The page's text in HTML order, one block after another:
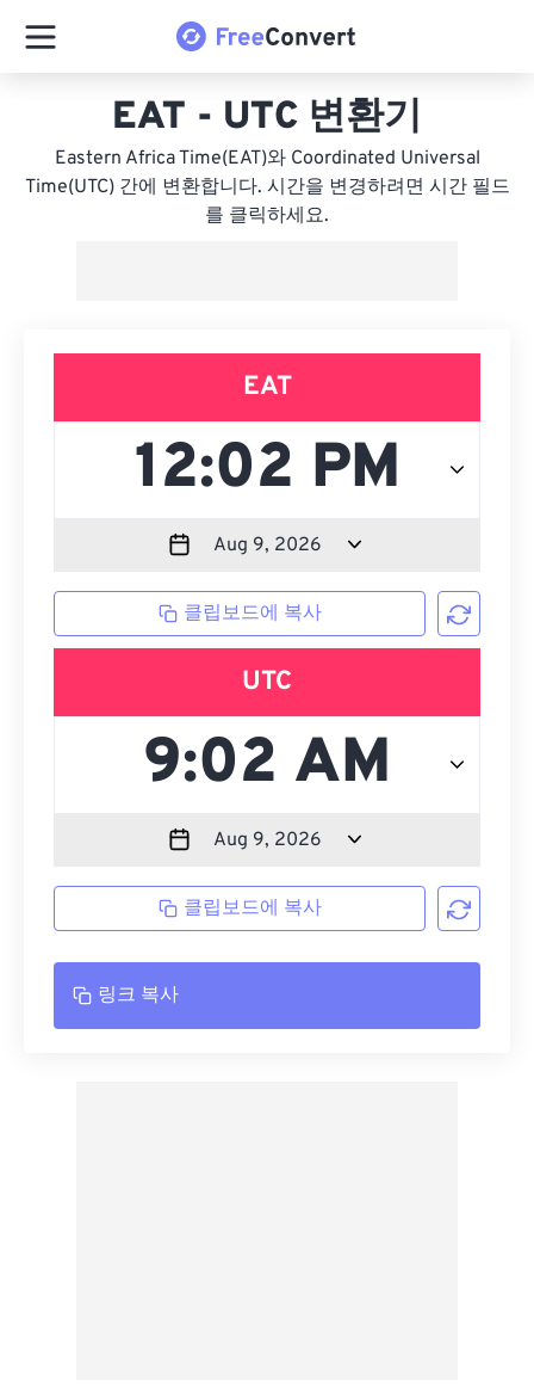
EAT - UTC 변환기
Eastern Africa Time(EAT)와 Coordinated Universal
Time(UTC) 간에 변환합니다. 시간을 변경하려면 시간 필드
를 클릭하세요.
EAT
클립보드에 복사
UTC
클립보드에 복사
링크 복사